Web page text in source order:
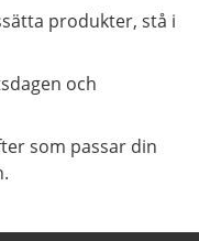
produkter, stå i
och
som passar din